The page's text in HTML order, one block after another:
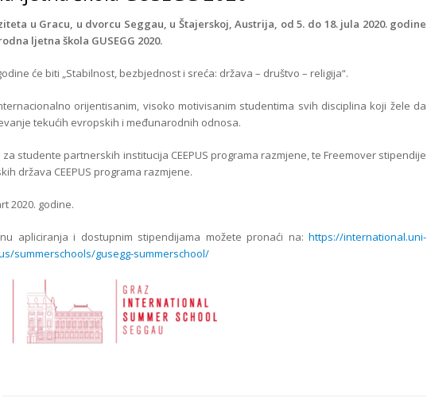
u Gracu, u dvorcu Seggau, u Štajerskoj, Austrija, od 5. do 18. jula 2020. godine
ljetna škola GUSEGG 2020.
će biti „Stabilnost, bezbjednost i sreća: država – društvo – religija“.
orijentisanim, visoko motivisanim studentima svih disciplina koji žele da
tekućih evropskih i međunarodnih odnosa.
studente partnerskih institucija CEEPUS programa razmjene, te Freemover stipendije
država CEEPUS programa razmjene.
2020. godine.
apliciranja i dostupnim stipendijama možete pronaći na:https://international.uni-
summerschools/gusegg-summerschool/